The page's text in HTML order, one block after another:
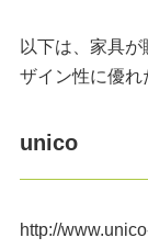
以下は、家具
ザイン性に優れ
unico
http://